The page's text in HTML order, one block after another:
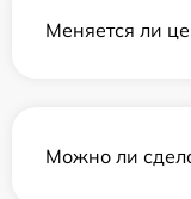
Меняется ли
Можно ли